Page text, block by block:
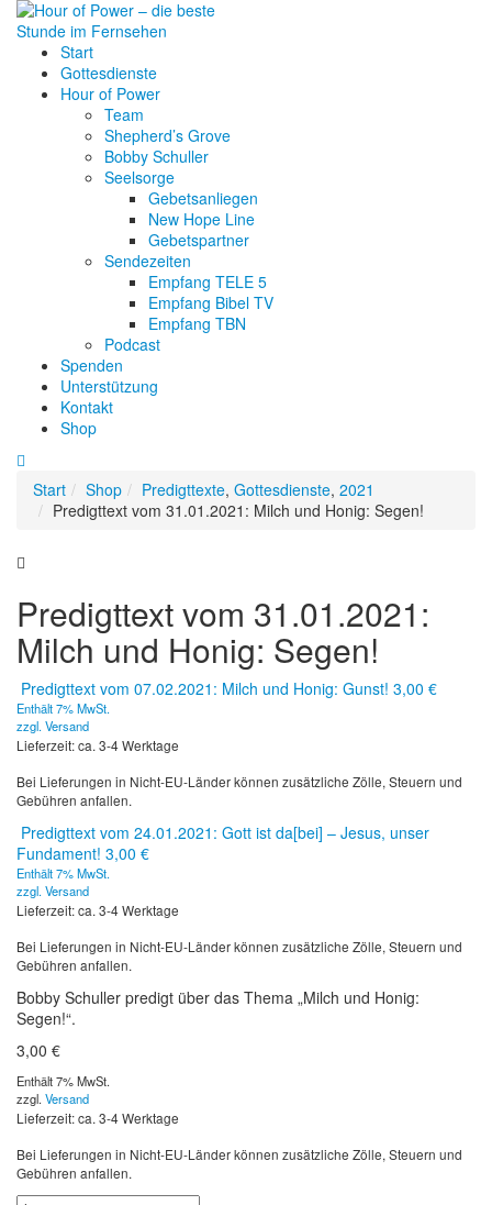
Start
Gottesdienste
Hour of Power
Team
Shepherd’s Grove
Bobby Schuller
Seelsorge
Gebetsanliegen
New Hope Line
Gebetspartner
Sendezeiten
Empfang TELE 5
Empfang Bibel TV
Empfang TBN
Podcast
Spenden
Unterstützung
Kontakt
Shop
Start Shop Predigttexte, Gottesdienste, 2021
Predigttext vom 31.01.2021: Milch und Honig: Segen!
Predigttext vom 31.01.2021:
Milch und Honig: Segen!
Predigttext vom 07.02.2021: Milch und Honig: Gunst! 3,00 €
Enthält 7% MwSt.
zzgl. Versand
Lieferzeit: ca. 3-4 Werktage
Bei Lieferungen in Nicht-EU-Länder können zusätzliche Zölle, Steuern und
Gebühren anfallen.
Predigttext vom 24.01.2021: Gott ist da[bei] – Jesus, unser
Fundament! 3,00 €
Enthält 7% MwSt.
zzgl. Versand
Lieferzeit: ca. 3-4 Werktage
Bei Lieferungen in Nicht-EU-Länder können zusätzliche Zölle, Steuern und
Gebühren anfallen.
Bobby Schuller predigt über das Thema „Milch und Honig:
Segen!“.
3,00 €
Enthält 7% MwSt.
zzgl. Versand
Lieferzeit: ca. 3-4 Werktage
Bei Lieferungen in Nicht-EU-Länder können zusätzliche Zölle, Steuern und
Gebühren anfallen.